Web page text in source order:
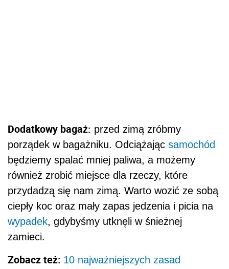
Dodatkowy bagaż: przed zimą zróbmy
porządek w bagażniku. Odciążając samochód
będziemy spalać mniej paliwa, a możemy
również zrobić miejsce dla rzeczy, które
przydadzą się nam zimą. Warto wozić ze sobą
ciepły koc oraz mały zapas jedzenia i picia na
wypadek, gdybyśmy utknęli w śnieżnej
zamieci.
Zobacz też: 10 najważniejszych zasad